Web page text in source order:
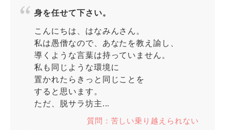
身を任せて下さい。
こんにちは、はなみんさん。
私は愚僧なので、あなたを教え諭し、
導くような言葉は持っていません。
私も同じような環境に
置かれたらきっと同じことを
すると思います。
ただ、脱サラ坊主...
質問：苦しい乗り越えられない